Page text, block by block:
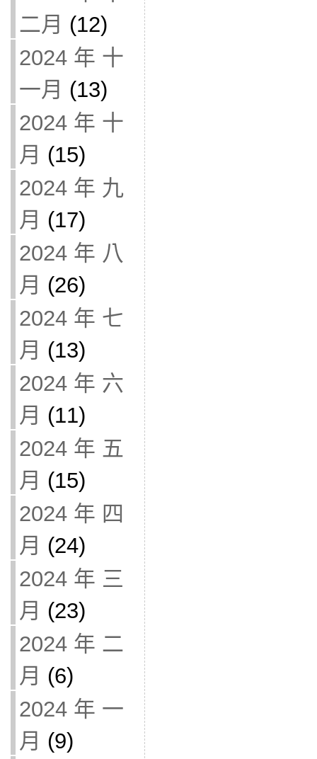
二月 (12)
2024 年 十
一月 (13)
2024 年 十
月 (15)
2024 年 九
月 (17)
2024 年 八
月 (26)
2024 年 七
月 (13)
2024 年 六
月 (11)
2024 年 五
月 (15)
2024 年 四
月 (24)
2024 年 三
月 (23)
2024 年 二
月 (6)
2024 年 一
月 (9)